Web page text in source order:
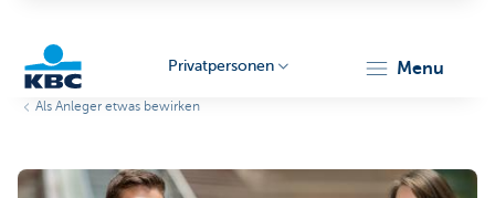
Privatpersonen menu
Als Anleger etwas bewirken